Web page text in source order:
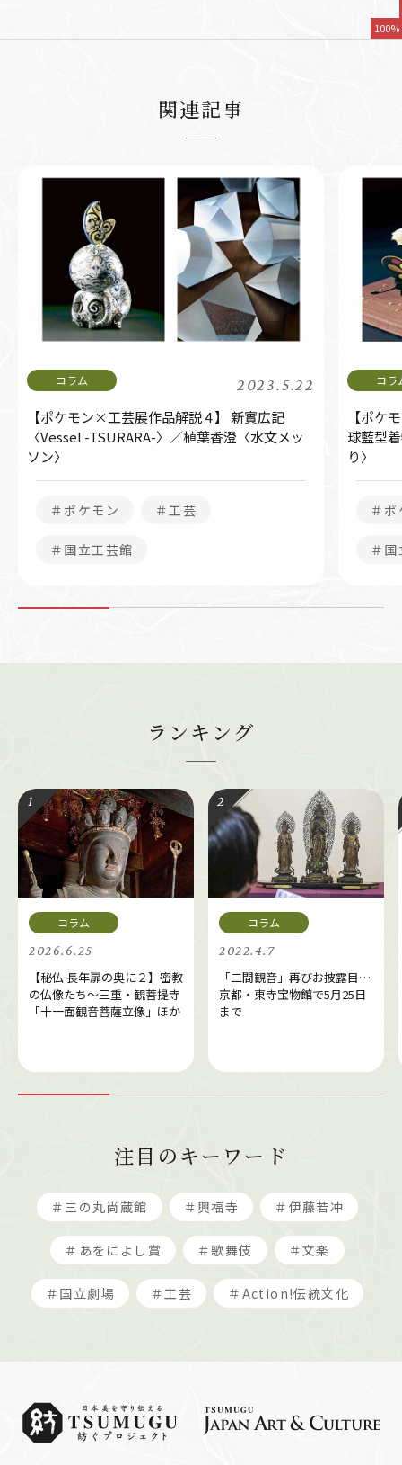
100%
関連記事
2023.5.22
【ポケモン×工芸展作品解説 4 】 新實広記
〈Vessel -TSURARA-〉／植葉香澄〈水文メッ
ソン〉
＃ポケモン ＃工芸
＃国立工芸館
【ポケ
球藍型
り〉
＃
＃
ランキング
2026.6.25
【秘仏 長年扉の奥に２】密教
の仏像たち～三重・観菩提寺
「十一面観音菩薩立像」ほか
2022.4.7
「二間観音」再びお披露目…
京都・東寺宝物館で5月25日
まで
注目のキーワード
＃三の丸尚蔵館 ＃興福寺 ＃伊藤若冲
＃あをによし賞 ＃歌舞伎 ＃文楽
＃国立劇場 ＃工芸 ＃Action!伝統文化